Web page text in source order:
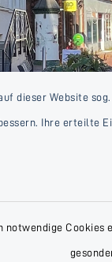
dieser Website
Ihre erteilte
notwendige